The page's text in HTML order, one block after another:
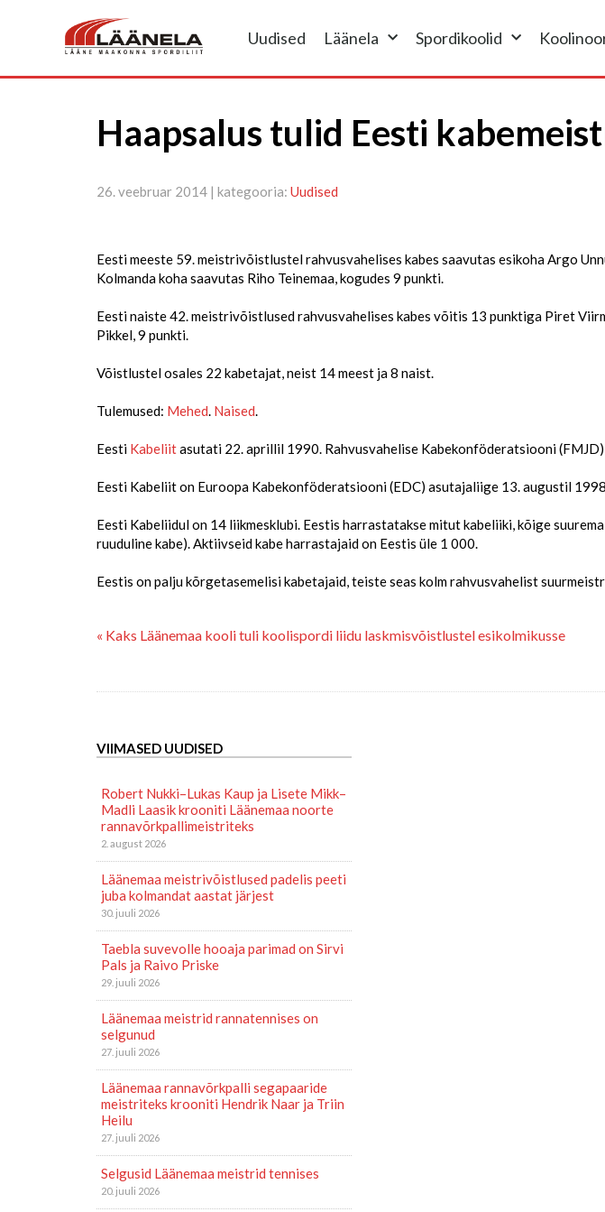
Uudised Läänela Spordikoolid
Haapsalus tulid Eesti
26. veebruar 2014 | kategooria: Uudised
Eesti meeste 59. meistrivõistlustel rahvusvahelises kabes saavutas esikoha Argo
Kolmanda koha saavutas Riho Teinemaa, kogudes 9 punkti.
Eesti naiste 42. meistrivõistlused rahvusvahelises kabes võitis 13 punktiga Piret
Pikkel, 9 punkti.
Võistlustel osales 22 kabetajat, neist 14 meest ja 8 naist.
Tulemused: Mehed. Naised.
Eesti Kabeliitasutati 22. aprillil 1990. Rahvusvahelise Kabekonföderatsiooni
Eesti Kabeliit on Euroopa Kabekonföderatsiooni (EDC) asutajaliige 13. augustil
Eesti Kabeliidul on 14 liikmesklubi. Eestis harrastatakse mitut kabeliiki, kõige
ruuduline kabe). Aktiivseid kabe harrastajaid on Eestis üle 1 000.
Eestis on palju kõrgetasemelisi kabetajaid, teiste seas kolm rahvusvahelist
« Kaks Läänemaa kooli tuli koolispordi liidu laskmisvõistlustel esikolmikusse
VIIMASED UUDISED
Robert Nukki–Lukas Kaup ja Lisete Mikk–
Madli Laasik krooniti Läänemaa noorte
rannavõrkpallimeistriteks
2. august 2026
Läänemaa meistrivõistlused padelis peeti
juba kolmandat aastat järjest
30. juuli 2026
Taebla suvevolle hooaja parimad on Sirvi
Pals ja Raivo Priske
29. juuli 2026
Läänemaa meistrid rannatennises on
selgunud
27. juuli 2026
Läänemaa rannavõrkpalli segapaaride
meistriteks krooniti Hendrik Naar ja Triin
Heilu
27. juuli 2026
Selgusid Läänemaa meistrid tennises
20. juuli 2026